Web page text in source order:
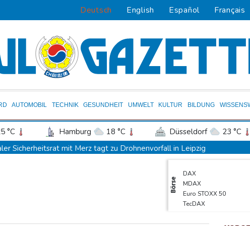
Deutsch English Español Français
AUTOMOBIL TECHNIK GESUNDHEIT UMWELT KULTUR BILDUNG
°C Hamburg 18 °C Düsseldorf
23 °C
21 °C Leipzig 23 °C Dortmund
Bremen
Wien
Sicherheitsrat mit Merz tagt zu Drohnenvorfall in Leipzig
Außenminister Barrot kündigt Reaktion auf russische Wahlkampf-
der Reisenden in Deutschland lässt sich Ziele von der KI vorschlagen
Börse
DAX
MDAX
Euro STOXX 50
TecDAX
Goldpreis